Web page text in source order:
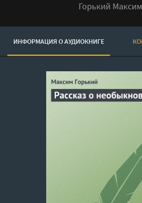
Горький Максим
ИНФОРМАЦИЯ О АУДИОКНИГЕ